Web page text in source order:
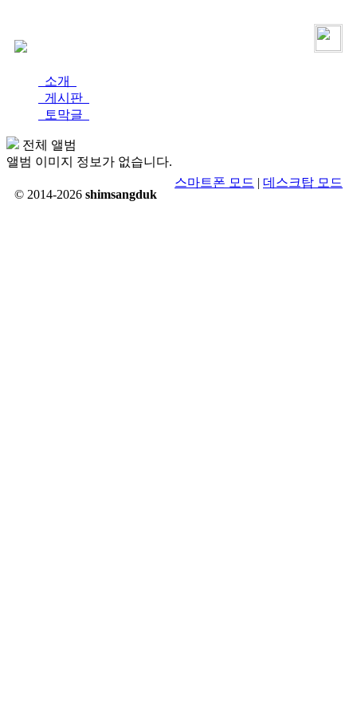
소개
게시판
토막글
전체 앨범
앨범 이미지 정보가 없습니다.
© 2014-2026 shimsangduk
스마트폰 모드 | 데스크탑 모드